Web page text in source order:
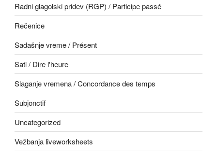
Radni glagolski pridev (RGP) / Participe passé
Rečenice
Sadašnje vreme / Présent
Sati / Dire l'heure
Slaganje vremena / Concordance des temps
Subjonctif
Uncategorized
Vežbanja liveworksheets